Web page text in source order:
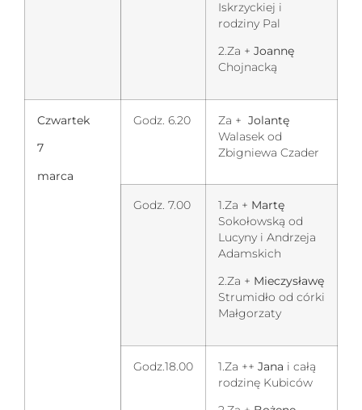
Iskrzyckiej i
rodziny Pal
2.Za + Joannę
Chojnacką
Czwartek
7
marca
Godz. 6.20 Za + Jolantę
Walasek od
Zbigniewa Czader
Godz. 7.00 1.Za + Martę
Sokołowską od
Lucyny i Andrzeja
Adamskich
2.Za + Mieczysławę
Strumidło od córki
Małgorzaty
Godz.18.00 1.Za ++ Jana i całą
rodzinę Kubiców